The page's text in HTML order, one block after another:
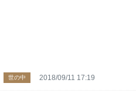
世の中 2018/09/11 17:19